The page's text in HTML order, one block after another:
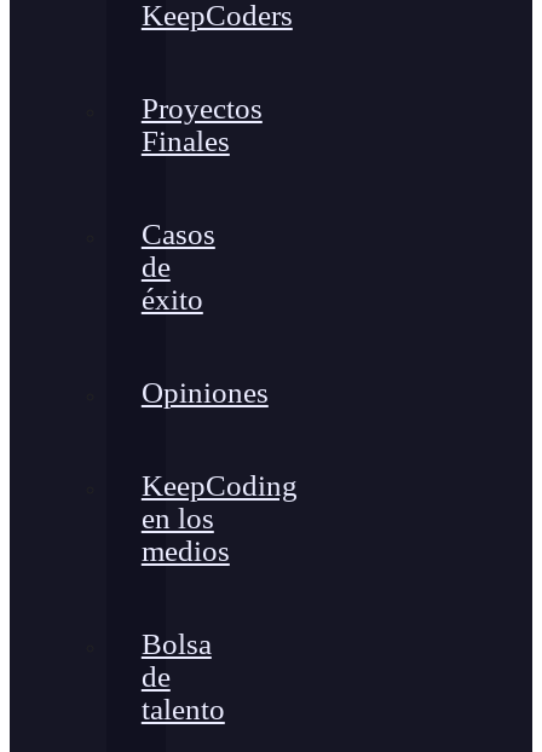
KeepCoders
Proyectos
Finales
Casos
de
éxito
Opiniones
KeepCoding
en los
medios
Bolsa
de
talento